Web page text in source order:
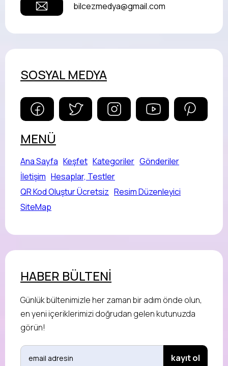
bilcezmedya@gmail.com
SOSYAL MEDYA
MENÜ
Ana Sayfa Keşfet Kategoriler Gönderiler
İletişim Hesaplar, Testler
QR Kod Oluştur Ücretsiz Resim Düzenleyici
SiteMap
HABER BÜLTENİ
Günlük bültenimizle her zaman bir adım önde olun,
en yeni içeriklerimizi doğrudan gelen kutunuzda
görün!